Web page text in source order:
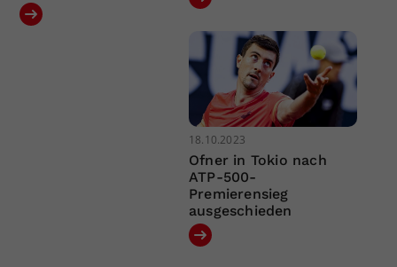
18.10.2023
Ofner in Tokio nach
ATP-500-
Premierensieg
ausgeschieden